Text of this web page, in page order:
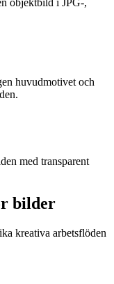
objektbild i JPG-,
huvudmotivet och
med transparent
bilder
kreativa arbetsflöden